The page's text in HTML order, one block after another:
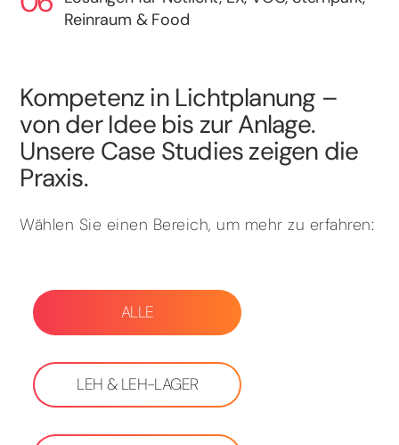
Reinraum & Food
Kompetenz in Lichtplanung –
von der Idee bis zur Anlage.
Unsere Case Studies zeigen die
Praxis.
Wählen Sie einen Bereich, um mehr zu erfahren:
ALLE
LEH & LEH-LAGER